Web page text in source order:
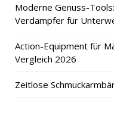
Moderne Genuss-
Verdampfer für
Action-Equipment für
Vergleich 2026
Zeitlose